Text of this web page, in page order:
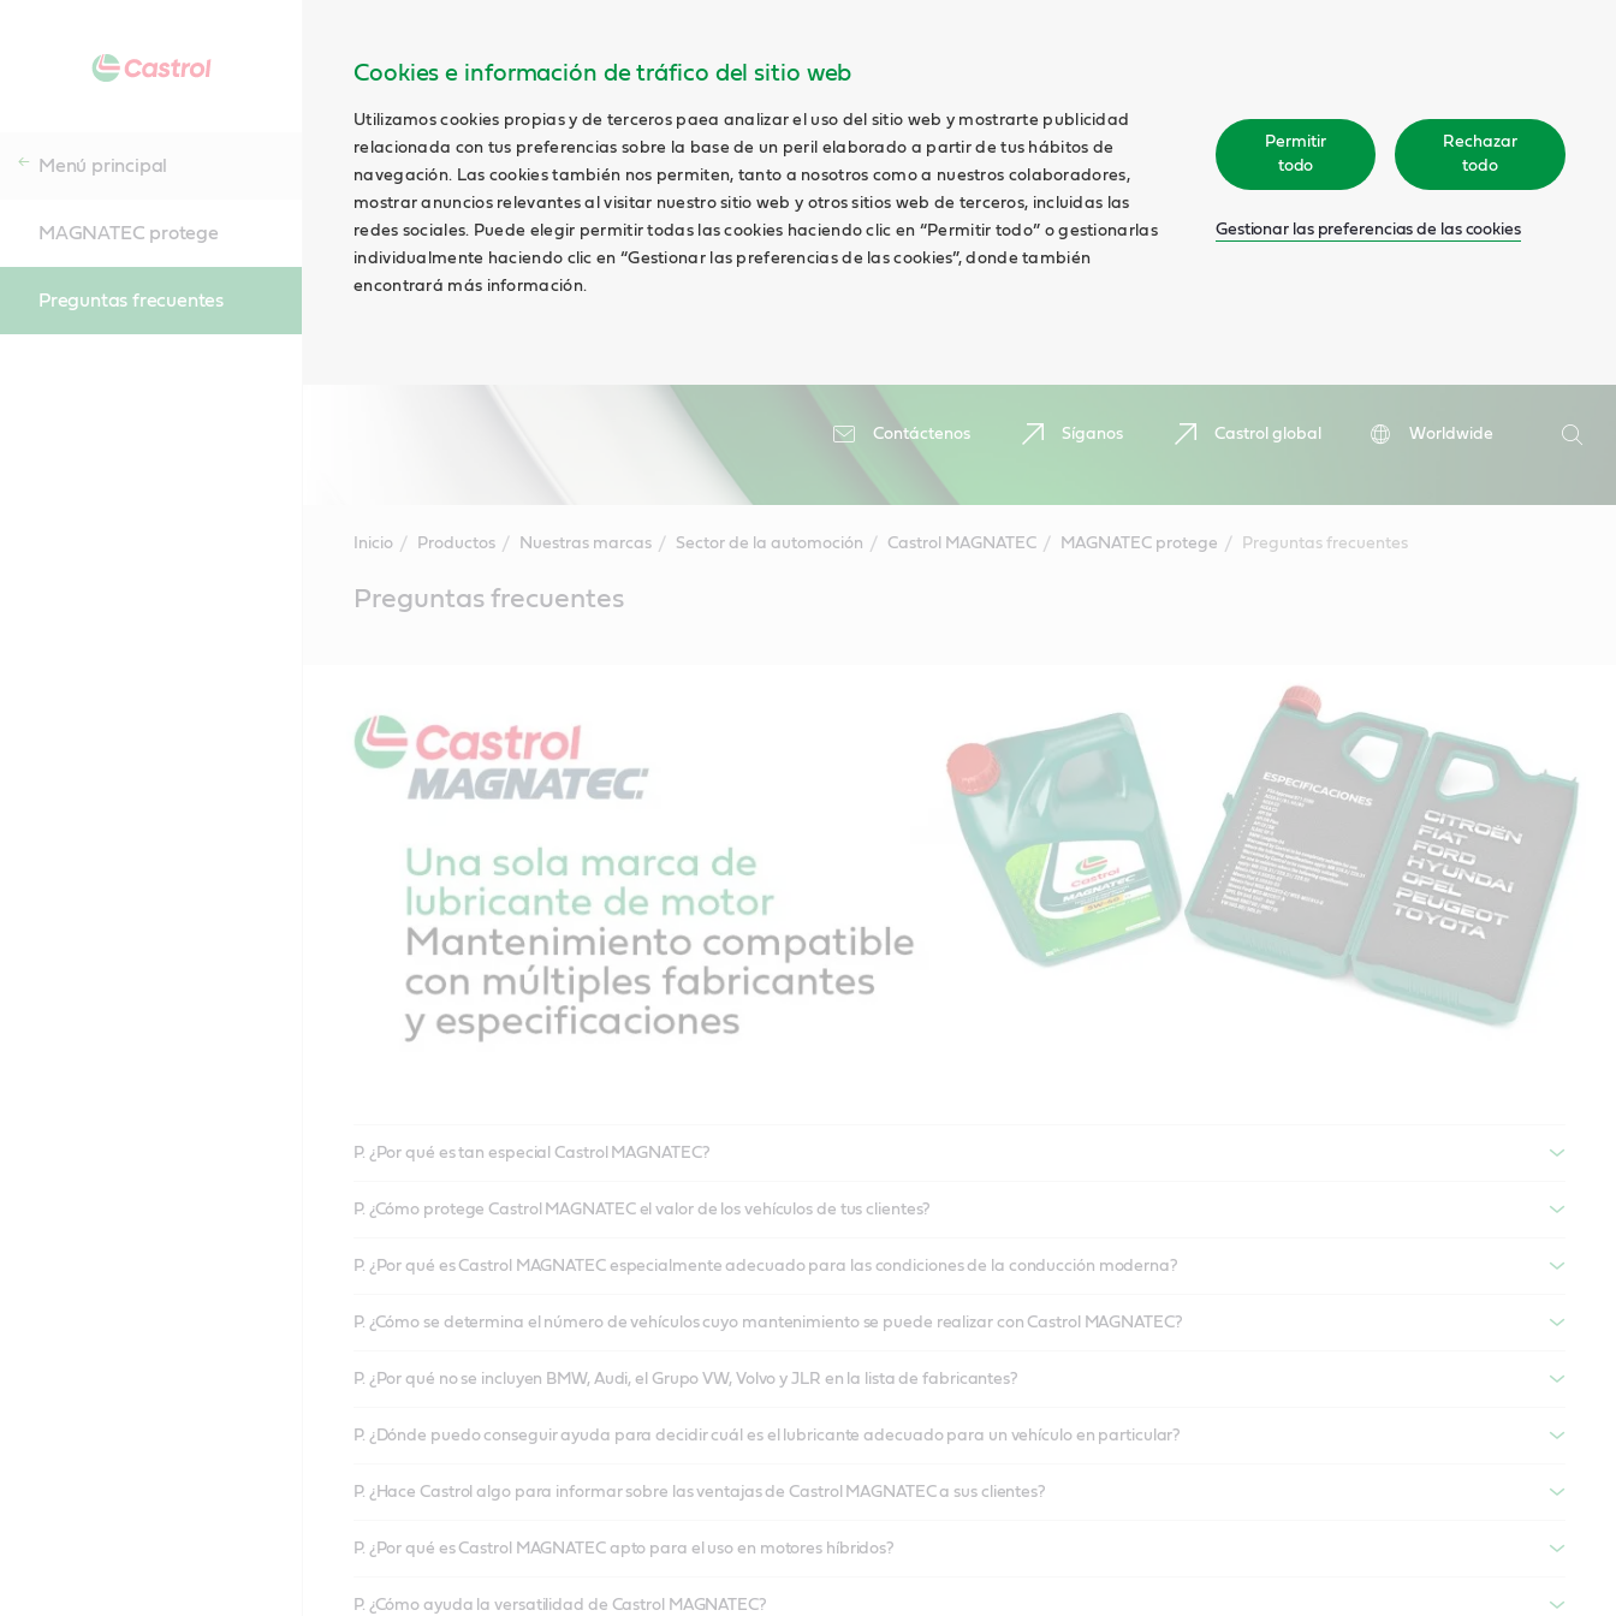
Cookies e información de tráfico del sitio web
Utilizamos cookies propias y de terceros paea analizar el uso del sitio web y mostrarte publicidad
relacionada con tus preferencias sobre la base de un peril elaborado a partir de tus hábitos de
navegación. Las cookies también nos permiten, tanto a nosotros como a nuestros colaboradores,
mostrar anuncios relevantes al visitar nuestro sitio web y otros sitios web de terceros, incluidas las
redes sociales. Puede elegir permitir todas las cookies haciendo clic en “Permitir todo” o gestionarlas
individualmente haciendo clic en “Gestionar las preferencias de las cookies”, donde también
encontrará más información.
Permitir
todo
Rechazar
todo
Gestionar las preferencias de las cookies
Contáctenos Síganos Castrol global
Worldwide
Buscar
Menú principal
MAGNATEC protege
Preguntas frecuentes
Inicio Productos Nuestras marcas Sector de la automoción Castrol MAGNATEC MAGNATEC protege Preguntas frecuentes
ContentPreguntas frecuentes
P. ¿Por qué es tan especial Castrol MAGNATEC?
P. ¿Cómo protege Castrol MAGNATEC el valor de los vehículos de tus clientes?
P. ¿Por qué es Castrol MAGNATEC especialmente adecuado para las condiciones de la conducción moderna?
P. ¿Cómo se determina el número de vehículos cuyo mantenimiento se puede realizar con Castrol MAGNATEC?
P. ¿Por qué no se incluyen BMW, Audi, el Grupo VW, Volvo y JLR en la lista de fabricantes?
P. ¿Dónde puedo conseguir ayuda para decidir cuál es el lubricante adecuado para un vehículo en particular?
P. ¿Hace Castrol algo para informar sobre las ventajas de Castrol MAGNATEC a sus clientes?
P. ¿Por qué es Castrol MAGNATEC apto para el uso en motores híbridos?
P. ¿Cómo ayuda la versatilidad de Castrol MAGNATEC?